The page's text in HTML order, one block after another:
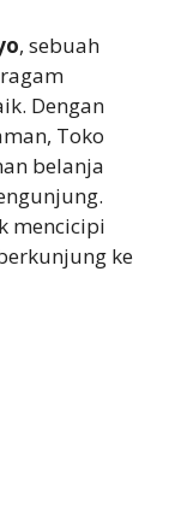
, sebuah
Dengan
Toko
belanja
mencicipi
ke